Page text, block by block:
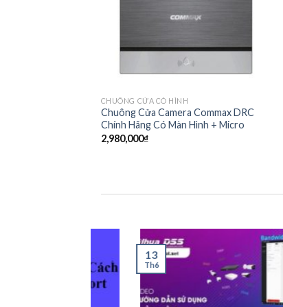
CHUÔNG CỬA CÓ HÌNH
Chuông Cửa Camera Commax DRC
Chính Hãng Có Màn Hình + Micro
2,980,000₫
Th6